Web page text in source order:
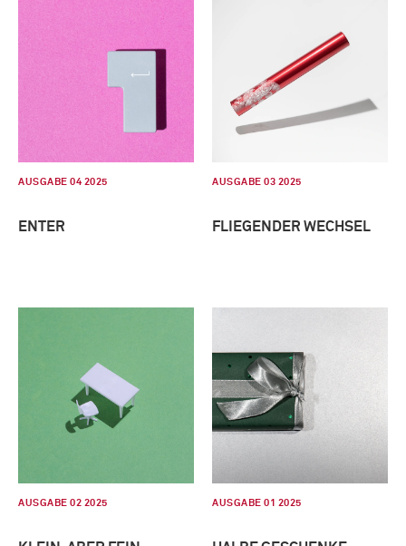
AUSGABE 04 2025
ENTER
AUSGABE 03 2025
FLIEGENDER WECHSEL
AUSGABE 02 2025 AUSGABE 01 2025